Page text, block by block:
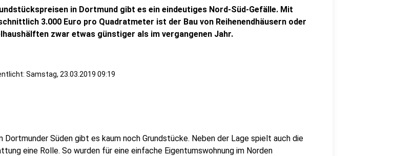
in Dortmund gibt es ein eindeutiges Nord-Süd-Gefälle. Mit
3.000 Euro pro Quadratmeter ist der Bau von Reihenendhäusern oder
zwar etwas günstiger als im vergangenen Jahr.
Samstag, 23.03.2019 09:19
Dortmunder Süden gibt es kaum noch Grundstücke. Neben der Lage spielt auch die
eine Rolle. So wurden für eine einfache Eigentumswohnung im Norden